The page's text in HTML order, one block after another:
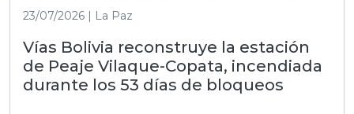
23/07/2026 | La Paz
Vías Bolivia reconstruye la estación
de Peaje Vilaque-Copata, incendiada
durante los 53 días de bloqueos